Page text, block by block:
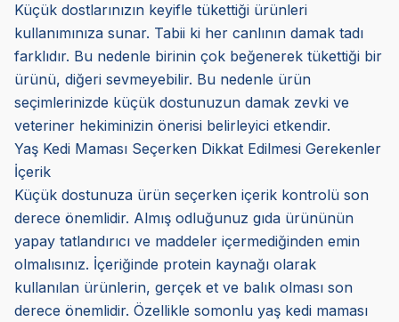
Küçük dostlarınızın keyifle tükettiği ürünleri
kullanımınıza sunar. Tabii ki her canlının damak tadı
farklıdır. Bu nedenle birinin çok beğenerek tükettiği bir
ürünü, diğeri sevmeyebilir. Bu nedenle ürün
seçimlerinizde küçük dostunuzun damak zevki ve
veteriner hekiminizin önerisi belirleyici etkendir.
Yaş Kedi Maması Seçerken Dikkat Edilmesi Gerekenler
İçerik
Küçük dostunuza ürün seçerken içerik kontrolü son
derece önemlidir. Almış odluğunuz gıda ürününün
yapay tatlandırıcı ve maddeler içermediğinden emin
olmalısınız. İçeriğinde protein kaynağı olarak
kullanılan ürünlerin, gerçek et ve balık olması son
derece önemlidir. Özellikle somonlu yaş kedi maması